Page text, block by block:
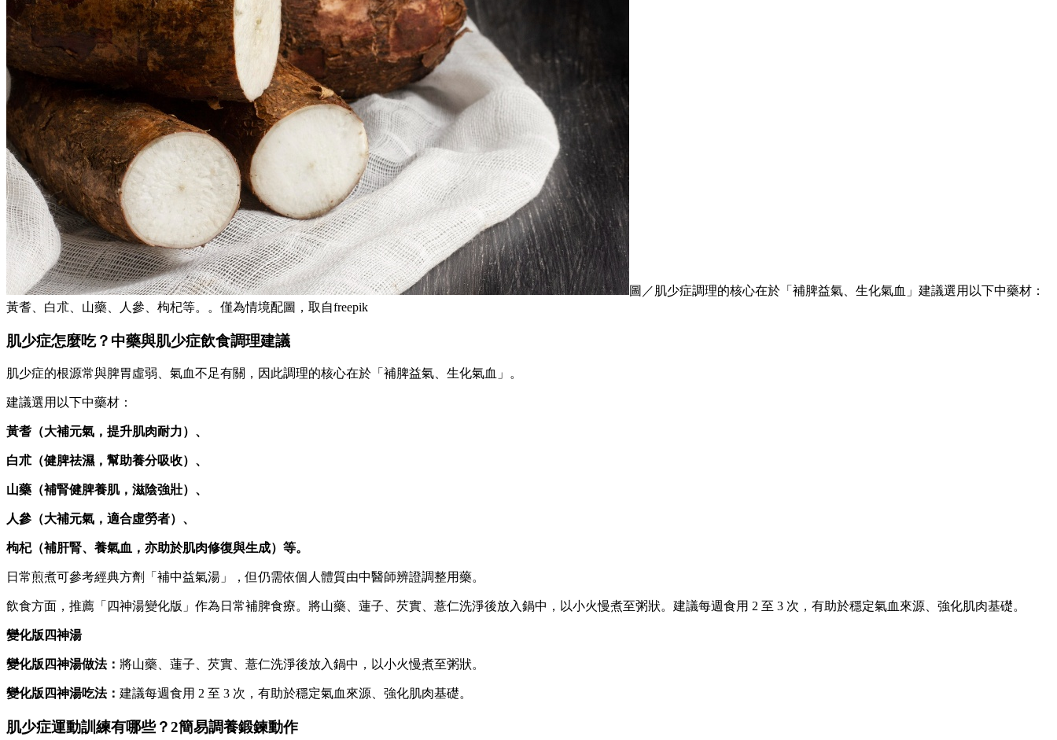
圖／肌少症調理的核心在於「補脾益氣、生化氣血」建議選用以下中藥材：
黃耆、白朮、山藥、人參、枸杞等。。僅為情境配圖，取自freepik
肌少症怎麼吃？中藥與肌少症飲食調理建議
肌少症的根源常與脾胃虛弱、氣血不足有關，因此調理的核心在於「補脾益氣、生化氣血」。
建議選用以下中藥材：
黃耆（大補元氣，提升肌肉耐力）、
白朮（健脾祛濕，幫助養分吸收）、
山藥（補腎健脾養肌，滋陰強壯）、
人參（大補元氣，適合虛勞者）、
枸杞（補肝腎、養氣血，亦助於肌肉修復與生成）等。
日常煎煮可參考經典方劑「補中益氣湯」，但仍需依個人體質由中醫師辨證調整用藥。
飲食方面，推薦「四神湯變化版」作為日常補脾食療。將山藥、蓮子、芡實、薏仁洗淨後放入鍋中，以小火慢煮至粥狀。建議每週食用 2 至 3 次，有助於穩定氣血來源、強化肌肉基礎。
變化版四神湯
變化版四神湯做法： 將山藥、蓮子、芡實、薏仁洗淨後放入鍋中，以小火慢煮至粥狀。
變化版四神湯吃法： 建議每週食用 2 至 3 次，有助於穩定氣血來源、強化肌肉基礎。
肌少症運動訓練有哪些？2簡易調養鍛鍊動作